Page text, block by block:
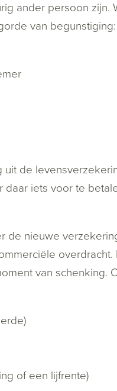
ander persoon zijn.
van begunstiging:
de
iets voor te
de nieuwe
overdracht.
van schenking.
of een lijfrente)